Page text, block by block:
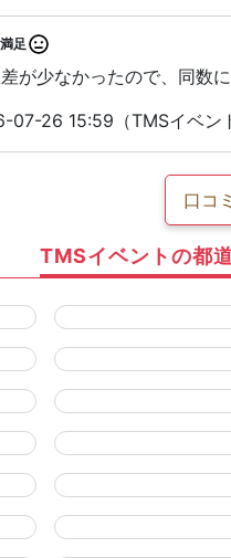
足
が少なかったので、同数
07-26 15:59（TMSイベン
口コ
TMSイベントの都